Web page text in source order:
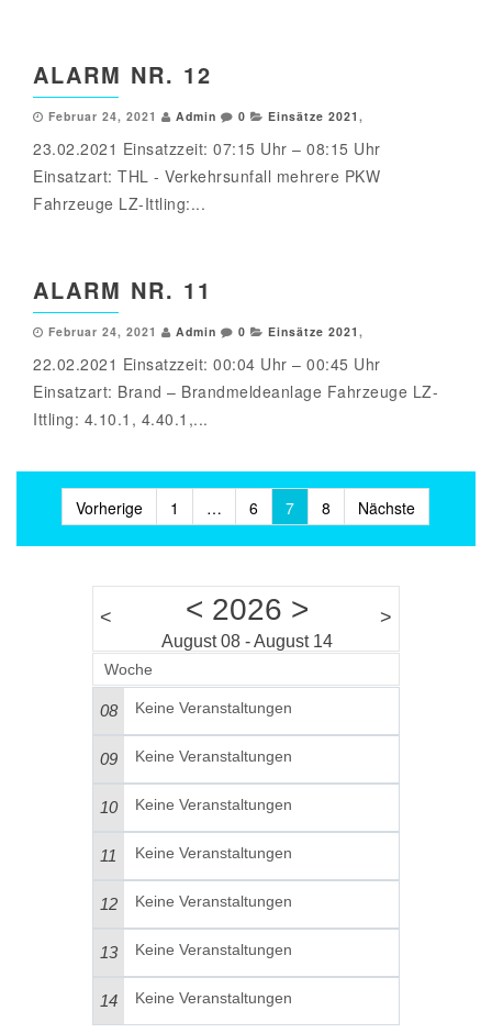
ALARM NR. 12
Februar 24, 2021 Admin 0 Einsätze 2021 ,
23.02.2021 Einsatzzeit: 07:15 Uhr – 08:15 Uhr
Einsatzart: THL - Verkehrsunfall mehrere PKW
Fahrzeuge LZ-Ittling:...
ALARM NR. 11
Februar 24, 2021 Admin 0 Einsätze 2021 ,
22.02.2021 Einsatzzeit: 00:04 Uhr – 00:45 Uhr
Einsatzart: Brand – Brandmeldeanlage Fahrzeuge LZ-
Ittling: 4.10.1, 4.40.1,...
Beitragsnavigation
Vorherige 1 … 6 7 8 Nächste
< < 2026 >
August 08 - August 14
>
Woche
08 Keine Veranstaltungen
09 Keine Veranstaltungen
10 Keine Veranstaltungen
11 Keine Veranstaltungen
12 Keine Veranstaltungen
13 Keine Veranstaltungen
14 Keine Veranstaltungen